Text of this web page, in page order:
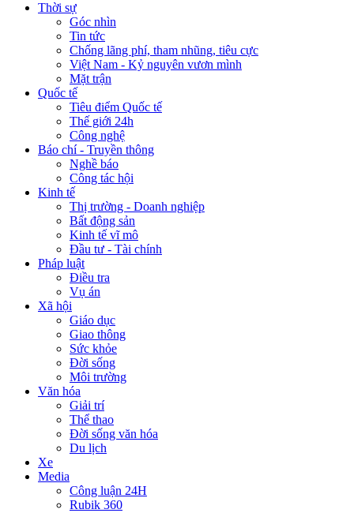
Thời sự
Góc nhìn
Tin tức
Chống lãng phí, tham nhũng, tiêu cực
Việt Nam - Kỷ nguyên vươn mình
Mặt trận
Quốc tế
Tiêu điểm Quốc tế
Thế giới 24h
Công nghệ
Báo chí - Truyền thông
Nghề báo
Công tác hội
Kinh tế
Thị trường - Doanh nghiệp
Bất động sản
Kinh tế vĩ mô
Đầu tư - Tài chính
Pháp luật
Điều tra
Vụ án
Xã hội
Giáo dục
Giao thông
Sức khỏe
Đời sống
Môi trường
Văn hóa
Giải trí
Thể thao
Đời sống văn hóa
Du lịch
Xe
Media
Công luận 24H
Rubik 360